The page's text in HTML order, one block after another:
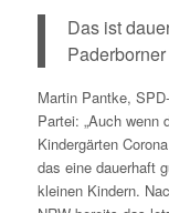
Das ist
Martin Pantke,
Partei: „Auch wenn
Kindergärten
das eine dauerhaft
kleinen Kindern.